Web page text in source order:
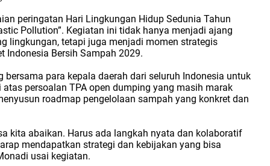
peringatan Hari Lingkungan Hidup Sedunia Tahun
Pollution”. Kegiatan ini tidak hanya menjadi ajang
lingkungan, tetapi juga menjadi momen strategis
Indonesia Bersih Sampah 2029.
para kepala daerah dari seluruh Indonesia untuk
persoalan TPA open dumping yang masih marak
roadmap pengelolaan sampah yang konkret dan
kita abaikan. Harus ada langkah nyata dan kolaboratif
mendapatkan strategi dan kebijakan yang bisa
usai kegiatan.